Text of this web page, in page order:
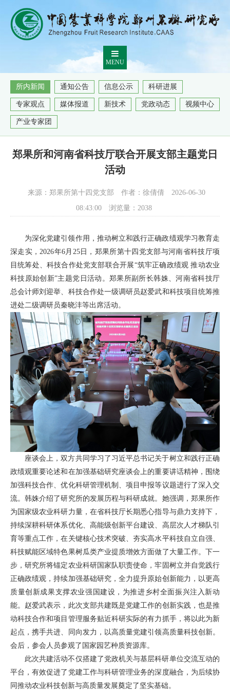
MENU
所内新闻 通知公告 信息公示 科研进展
专家观点 媒体报道 新技术 党政动态 视频中心
产业专家团
郑果所和河南省科技厅联合开展支部主题党日
活动
来源：郑果所第十四党支部 作者：徐倩倩
2026-06-30
08:43:00
浏览量： 2038
为深化党建引领作用，推动树立和践行正确政绩观学习教育走
深走实，2026年6月25日，郑果所第十四党支部与河南省科技厅项
目统筹处、科技合作处党支部联合开展“筑牢正确政绩观 推动农业
科技原始创新”主题党日活动。郑果所副所长韩姝、河南省科技厅
总会计师刘迎举、科技合作处一级调研员赵爱武和科技项目统筹推
进处二级调研员秦晓沣等出席活动。
座谈会上，双方共同学习了习近平总书记关于树立和践行正确
政绩观重要论述和在加强基础研究座谈会上的重要讲话精神，围绕
加强科技合作、优化科研管理机制、项目申报等议题进行了深入交
流。韩姝介绍了研究所的发展历程与科研成就。她强调，郑果所作
为国家级农业科研力量，在省科技厅长期悉心指导与鼎力支持下，
持续深耕科研体系优化、高能级创新平台建设、高层次人才梯队引
育等重点工作，在关键核心技术突破、夯实高水平科技自立自强、
科技赋能区域特色果树瓜类产业提质增效方面做了大量工作。下一
步，研究所将锚定农业科研国家队职责使命，牢固树立并自觉践行
正确政绩观，持续加强基础研究，全力提升原始创新能力，以更高
质量创新成果支撑农业强国建设，为推进乡村全面振兴注入新动
能。赵爱武表示，此次支部共建既是党建工作的创新实践，也是推
动科技合作和项目管理服务贴近科研实际的有力抓手，将以此为新
起点，携手共进、同向发力，以高质量党建引领高质量科技创新。
会后，参会人员参观了国家园艺种质资源库。
此次共建活动不仅搭建了党政机关与基层科研单位交流互动的
平台，有效促进了党建工作与科研管理业务的深度融合，为后续协
同推动农业科技创新与高质量发展奠定了坚实基础。